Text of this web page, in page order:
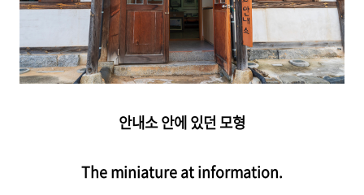
안내소 안에 있던 모형
The miniature at information.